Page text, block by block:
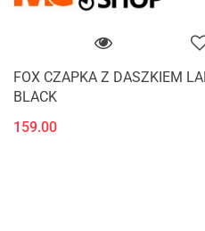
FOX CZAPKA Z DASZKIEM
BLACK
159.00